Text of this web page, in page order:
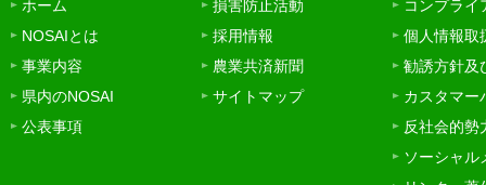
ホーム
NOSAIとは
事業内容
県内のNOSAI
公表事項
損害防止活動
採用情報
農業共済新聞
サイトマップ
コンプライ
個人情報取
勧誘方針及
カスタマー
反社会的勢
ソーシャル